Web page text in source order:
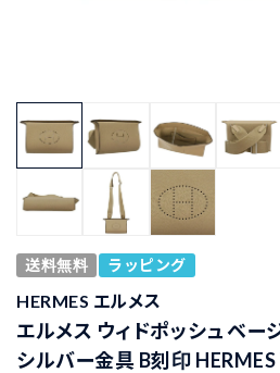
送料無料 ラッピング
HERMES エルメス
エルメス ウィドポッシュ ベー
シルバー金具 B刻印